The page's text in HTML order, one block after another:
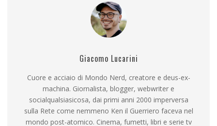
Giacomo Lucarini
Cuore e acciaio di Mondo Nerd, creatore e deus-ex-
machina. Giornalista, blogger, webwriter e
socialqualsiasicosa, dai primi anni 2000 imperversa
sulla Rete come nemmeno Ken il Guerriero faceva nel
mondo post-atomico. Cinema, fumetti, libri e serie tv